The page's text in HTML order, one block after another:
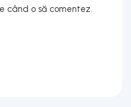
o să comentez.